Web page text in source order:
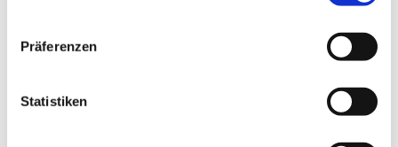
Präferenzen
Statistiken